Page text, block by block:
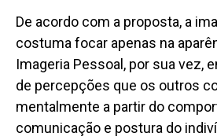
De acordo com a proposta, a
costuma focar apenas na
Imageria Pessoal, por sua vez,
de percepções que os outros
mentalmente a partir do
comunicação e postura do